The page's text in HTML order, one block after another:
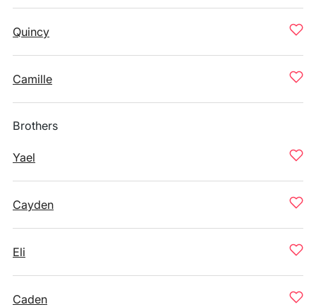
Quincy
Camille
Brothers
Yael
Cayden
Eli
Caden